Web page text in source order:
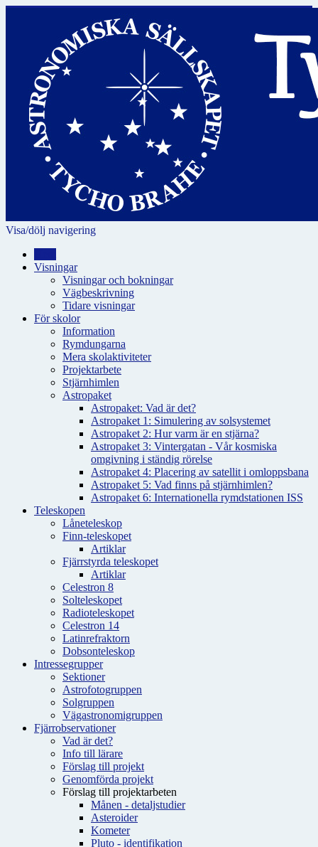
Visa/dölj navigering
Visningar
Visningar och bokningar
Vägbeskrivning
Tidare visningar
För skolor
Information
Rymdungarna
Mera skolaktiviteter
Projektarbete
Stjärnhimlen
Astropaket
Astropaket: Vad är det?
Astropaket 1: Simulering av solsystemet
Astropaket 2: Hur varm är en stjärna?
Astropaket 3: Vintergatan - Vår kosmiska
omgivning i ständig rörelse
Astropaket 4: Placering av satellit i omloppsbana
Astropaket 5: Vad finns på stjärnhimlen?
Astropaket 6: Internationella rymdstationen ISS
Teleskopen
Låneteleskop
Finn-teleskopet
Artiklar
Fjärrstyrda teleskopet
Artiklar
Celestron 8
Solteleskopet
Radioteleskopet
Celestron 14
Latinrefraktorn
Dobsonteleskop
Intressegrupper
Sektioner
Astrofotogruppen
Solgruppen
Vägastronomigruppen
Fjärrobservationer
Vad är det?
Info till lärare
Förslag till projekt
Genomförda projekt
Förslag till projektarbeten
Månen - detaljstudier
Asteroider
Kometer
Pluto - identifikation